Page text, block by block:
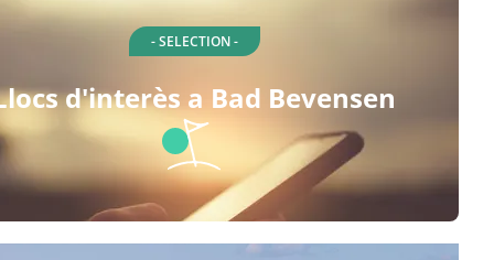
- SELECTION -
d'interès a Bad Bevensen